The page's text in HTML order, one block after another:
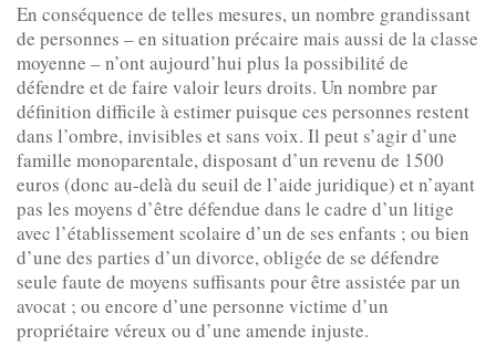
En conséquence de telles mesures, un nombre grandissant
de personnes – en situation précaire mais aussi de la classe
moyenne – n’ont aujourd’hui plus la possibilité de
défendre et de faire valoir leurs droits. Un nombre par
définition difficile à estimer puisque ces personnes restent
dans l’ombre, invisibles et sans voix. Il peut s’agir d’une
famille monoparentale, disposant d’un revenu de 1500
euros (donc au-delà du seuil de l’aide juridique) et n’ayant
pas les moyens d’être défendue dans le cadre d’un litige
avec l’établissement scolaire d’un de ses enfants ; ou bien
d’une des parties d’un divorce, obligée de se défendre
seule faute de moyens suffisants pour être assistée par un
avocat ; ou encore d’une personne victime d’un
propriétaire véreux ou d’une amende injuste.